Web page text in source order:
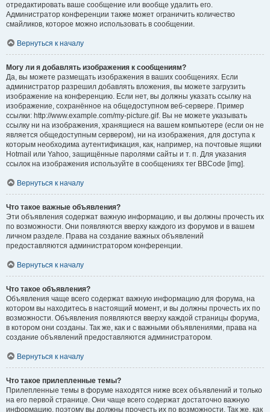
отредактировать ваше сообщение или вообще удалить его.
Администратор конференции также может ограничить количество
смайликов, которое можно использовать в сообщении.
Вернуться к началу
Могу ли я добавлять изображения к сообщениям?
Да, вы можете размещать изображения в ваших сообщениях. Если
администратор разрешил добавлять вложения, вы можете загрузить
изображение на конференцию. Если нет, вы должны указать ссылку на
изображение, сохранённое на общедоступном веб-сервере. Пример
ссылки: http://www.example.com/my-picture.gif. Вы не можете указывать
ссылку ни на изображения, хранящиеся на вашем компьютере (если он не
является общедоступным сервером), ни на изображения, для доступа к
которым необходима аутентификация, как, например, на почтовые ящики
Hotmail или Yahoo, защищённые паролями сайты и т. п. Для указания
ссылок на изображения используйте в сообщениях тег BBCode [img].
Вернуться к началу
Что такое важные объявления?
Эти объявления содержат важную информацию, и вы должны прочесть их
по возможности. Они появляются вверху каждого из форумов и в вашем
личном разделе. Права на создание важных объявлений
предоставляются администратором конференции.
Вернуться к началу
Что такое объявления?
Объявления чаще всего содержат важную информацию для форума, на
котором вы находитесь в настоящий момент, и вы должны прочесть их по
возможности. Объявления появляются вверху каждой страницы форума,
в котором они созданы. Так же, как и с важными объявлениями, права на
создание объявлений предоставляются администратором.
Вернуться к началу
Что такое прилепленные темы?
Прилепленные темы в форуме находятся ниже всех объявлений и только
на его первой странице. Они чаще всего содержат достаточно важную
информацию, поэтому вы должны прочесть их по возможности. Так же, как